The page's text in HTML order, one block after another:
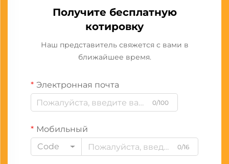
Получите бесплатную
котировку
Наш представитель свяжется с вами в
ближайшее время.
Электронная почта
0/100
Мобильный
Code
0/16